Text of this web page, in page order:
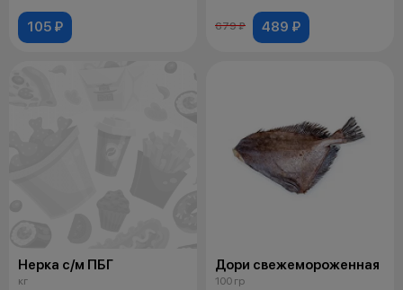
105 ₽ 679 ₽ 489 ₽
Нерка с/м ПБГ
кг
Дори свежемороженная
100 гр